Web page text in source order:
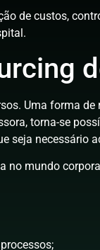
de custos,
Uma forma
torna-se
seja necessário
no mundo